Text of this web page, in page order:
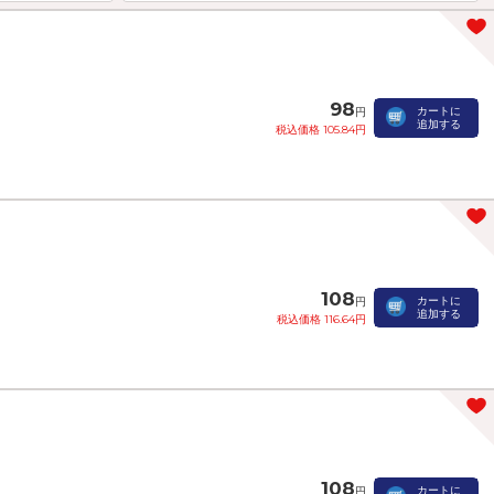
98円
税込価格 105.84円
カートに
追加する
108円
税込価格 116.64円
カートに
追加する
108円 カートに